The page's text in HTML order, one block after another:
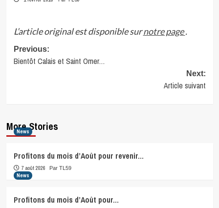
L’article original est disponible surnotre page.
Post
navigation
Previous:
Bientôt Calais et Saint Omer…
Next:
Article suivant
More Stories
News
Profitons du mois d’Août pour revenir…
7 août 2026 Par TL59
News
Profitons du mois d’Août pour…